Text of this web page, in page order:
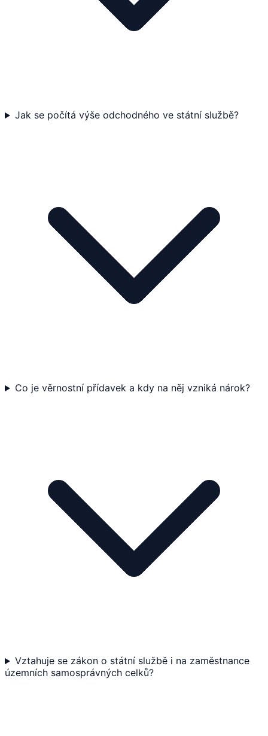
Jak se počítá výše odchodného ve státní službě?
Co je věrnostní přídavek a kdy na něj vzniká nárok?
Vztahuje se zákon o státní službě i na zaměstnance
územních samosprávných celků?